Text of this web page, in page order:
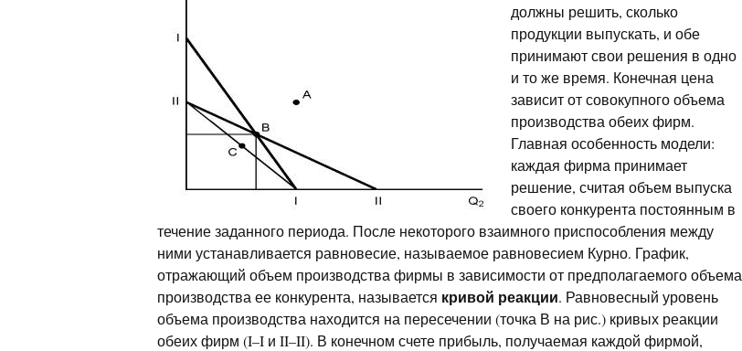
должны решить, сколько
продукции выпускать, и обе
принимают свои решения в одно
и то же время. Конечная цена
зависит от совокупного объема
производства обеих фирм.
Главная особенность модели:
каждая фирма принимает
решение, считая объем выпуска
своего конкурента постоянным в
течение заданного периода. После некоторого взаимного приспособления между
ними устанавливается равновесие, называемое равновесием Курно. График,
отражающий объем производства фирмы в зависимости от предполагаемого объема
производства ее конкурента, называется кривой реакции. Равновесный уровень
объема производства находится на пересечении (точка В на рис.) кривых реакции
обеих фирм (I–I и II–II). В конечном счете прибыль, получаемая каждой фирмой,